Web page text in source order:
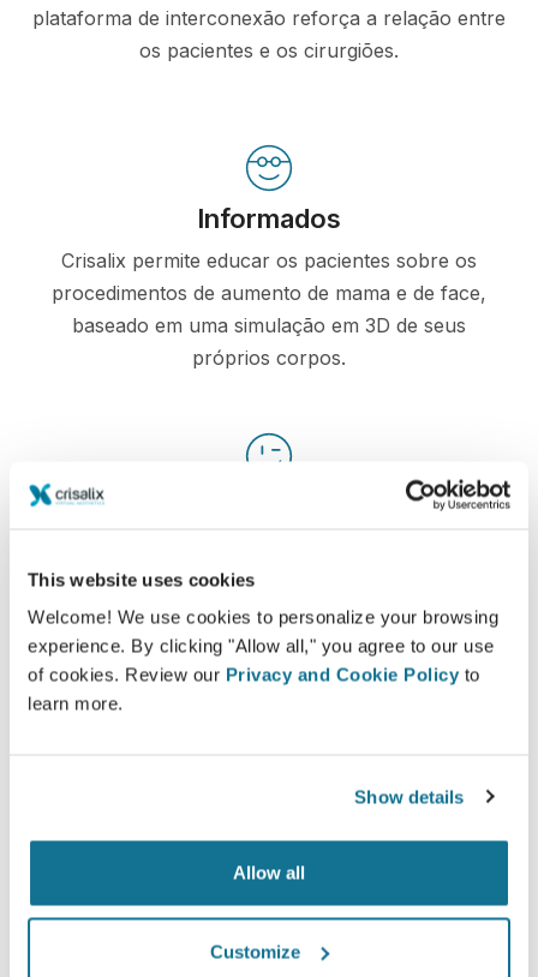
This website uses cookies
Welcome! We use cookies to personalize your browsing
experience. By clicking "Allow all," you agree to our use
of cookies. Review our Privacy and Cookie Policy to
learn more.
Show details
Allow all
Customize
plataforma de interconexão reforça a relação entre
os pacientes e os cirurgiões.
Informados
Crisalix permite educar os pacientes sobre os
procedimentos de aumento de mama e de face,
baseado em uma simulação em 3D de seus
próprios corpos.
pacientes a fazerem suas escolhas.
satisfeitas ou muito satisfeitas com a cirurgia
depois de terem visto a simulação 3D antes da
operação*.
*Pesquisa Online realizada com pacientes que se submeteram